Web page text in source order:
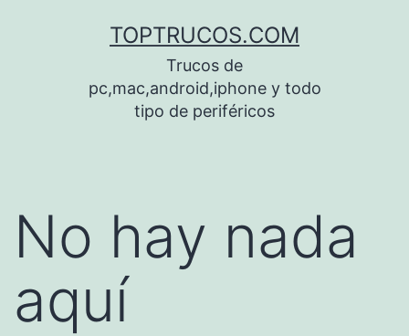
TOPTRUCOS.COM
Trucos de
pc,mac,android,iphone y todo
tipo de periféricos
No hay nada
aquí